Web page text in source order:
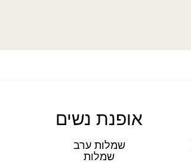
אופנת נשים
שמלות ערב
שמלות